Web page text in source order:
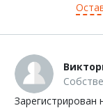
Зарегистрирован